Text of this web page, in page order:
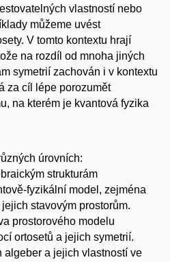
vlastností nebo
můžeme uvést
V tomto kontextu hrají
na rozdíl od mnoha jiných
symetrií zachován i v kontextu
za cíl lépe porozumět
na kterém je kvantová fyzika
úrovních:
strukturám
fyzikální model, zejména
stavovým prostorům.
prostorového modelu
ortosetů a jejich symetrií.
algeber a jejich vlastností ve